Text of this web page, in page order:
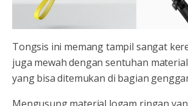
Tongsis ini memang tampil sangat
juga mewah dengan sentuhan
yang bisa ditemukan di bagian